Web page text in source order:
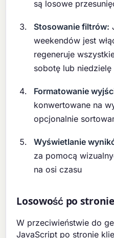
są losowe
Stosowanie filtrów:
weekendów jest
regeneruje
sobotę lub niedzielę
Formatowanie
konwertowane na
opcjonalnie
Wyświetlanie
za pomocą
na osi czasu
Losowość po
W przeciwieństwie do
JavaScript po stronie